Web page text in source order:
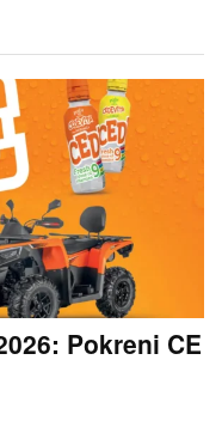
Pokreni CE